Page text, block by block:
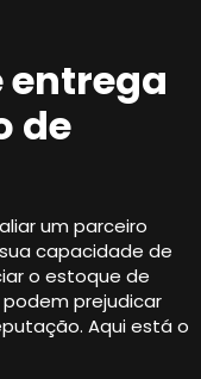
entrega
de
um parceiro
capacidade de
o estoque de
prejudicar
Aqui está o